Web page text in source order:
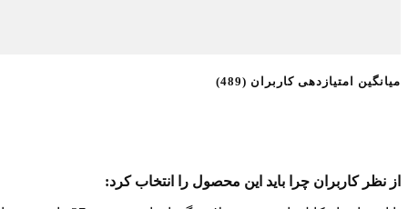
میانگین امتیازدهی کاربران (489)
از نظر کاربران چرا باید این محصول را انتخاب کرد: